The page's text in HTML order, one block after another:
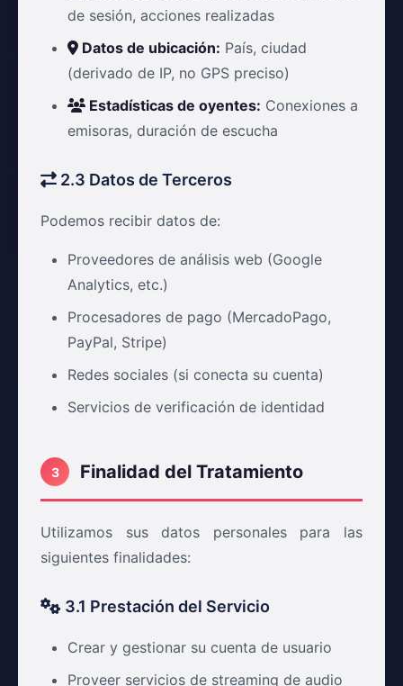
de sesión, acciones realizadas
Datos de ubicación: País, ciudad
(derivado de IP, no GPS preciso)
Estadísticas de oyentes: Conexiones a
emisoras, duración de escucha
2.3 Datos de Terceros
Podemos recibir datos de:
Proveedores de análisis web (Google
Analytics, etc.)
Procesadores de pago (MercadoPago,
PayPal, Stripe)
Redes sociales (si conecta su cuenta)
Servicios de verificación de identidad
3 Finalidad del Tratamiento
Utilizamos sus datos personales para las
siguientes finalidades:
3.1 Prestación del Servicio
Crear y gestionar su cuenta de usuario
Proveer servicios de streaming de audio